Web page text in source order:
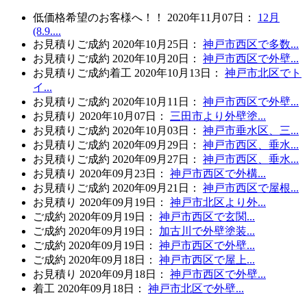
低価格希望のお客様へ！！ 2020年11月07日 ：
12月
(8.9....
お見積り ご成約 2020年10月25日 ：
神戸市西区で多数...
お見積り ご成約 2020年10月20日 ：
神戸市西区で外壁...
お見積り ご成約着工 2020年10月13日 ：
神戸市北区でト
イ...
お見積り ご成約 2020年10月11日 ：
神戸市西区で外壁...
お見積り 2020年10月07日 ：
三田市より外壁塗...
お見積り ご成約 2020年10月03日 ：
神戸市垂水区、三...
お見積り ご成約 2020年09月29日 ：
神戸市西区、垂水...
お見積り ご成約 2020年09月27日 ：
神戸市西区、垂水...
お見積り 2020年09月23日 ：
神戸市西区で外構...
お見積り ご成約 2020年09月21日 ：
神戸市西区で屋根...
お見積り 2020年09月19日 ：
神戸市北区より外...
ご成約 2020年09月19日 ：
神戸市西区で玄関...
ご成約 2020年09月19日 ：
加古川で外壁塗装...
ご成約 2020年09月19日 ：
神戸市西区で外壁...
ご成約 2020年09月18日 ：
神戸市西区で屋上...
お見積り 2020年09月18日 ：
神戸市西区で外壁...
着工 2020年09月18日 ：
神戸市北区で外壁...